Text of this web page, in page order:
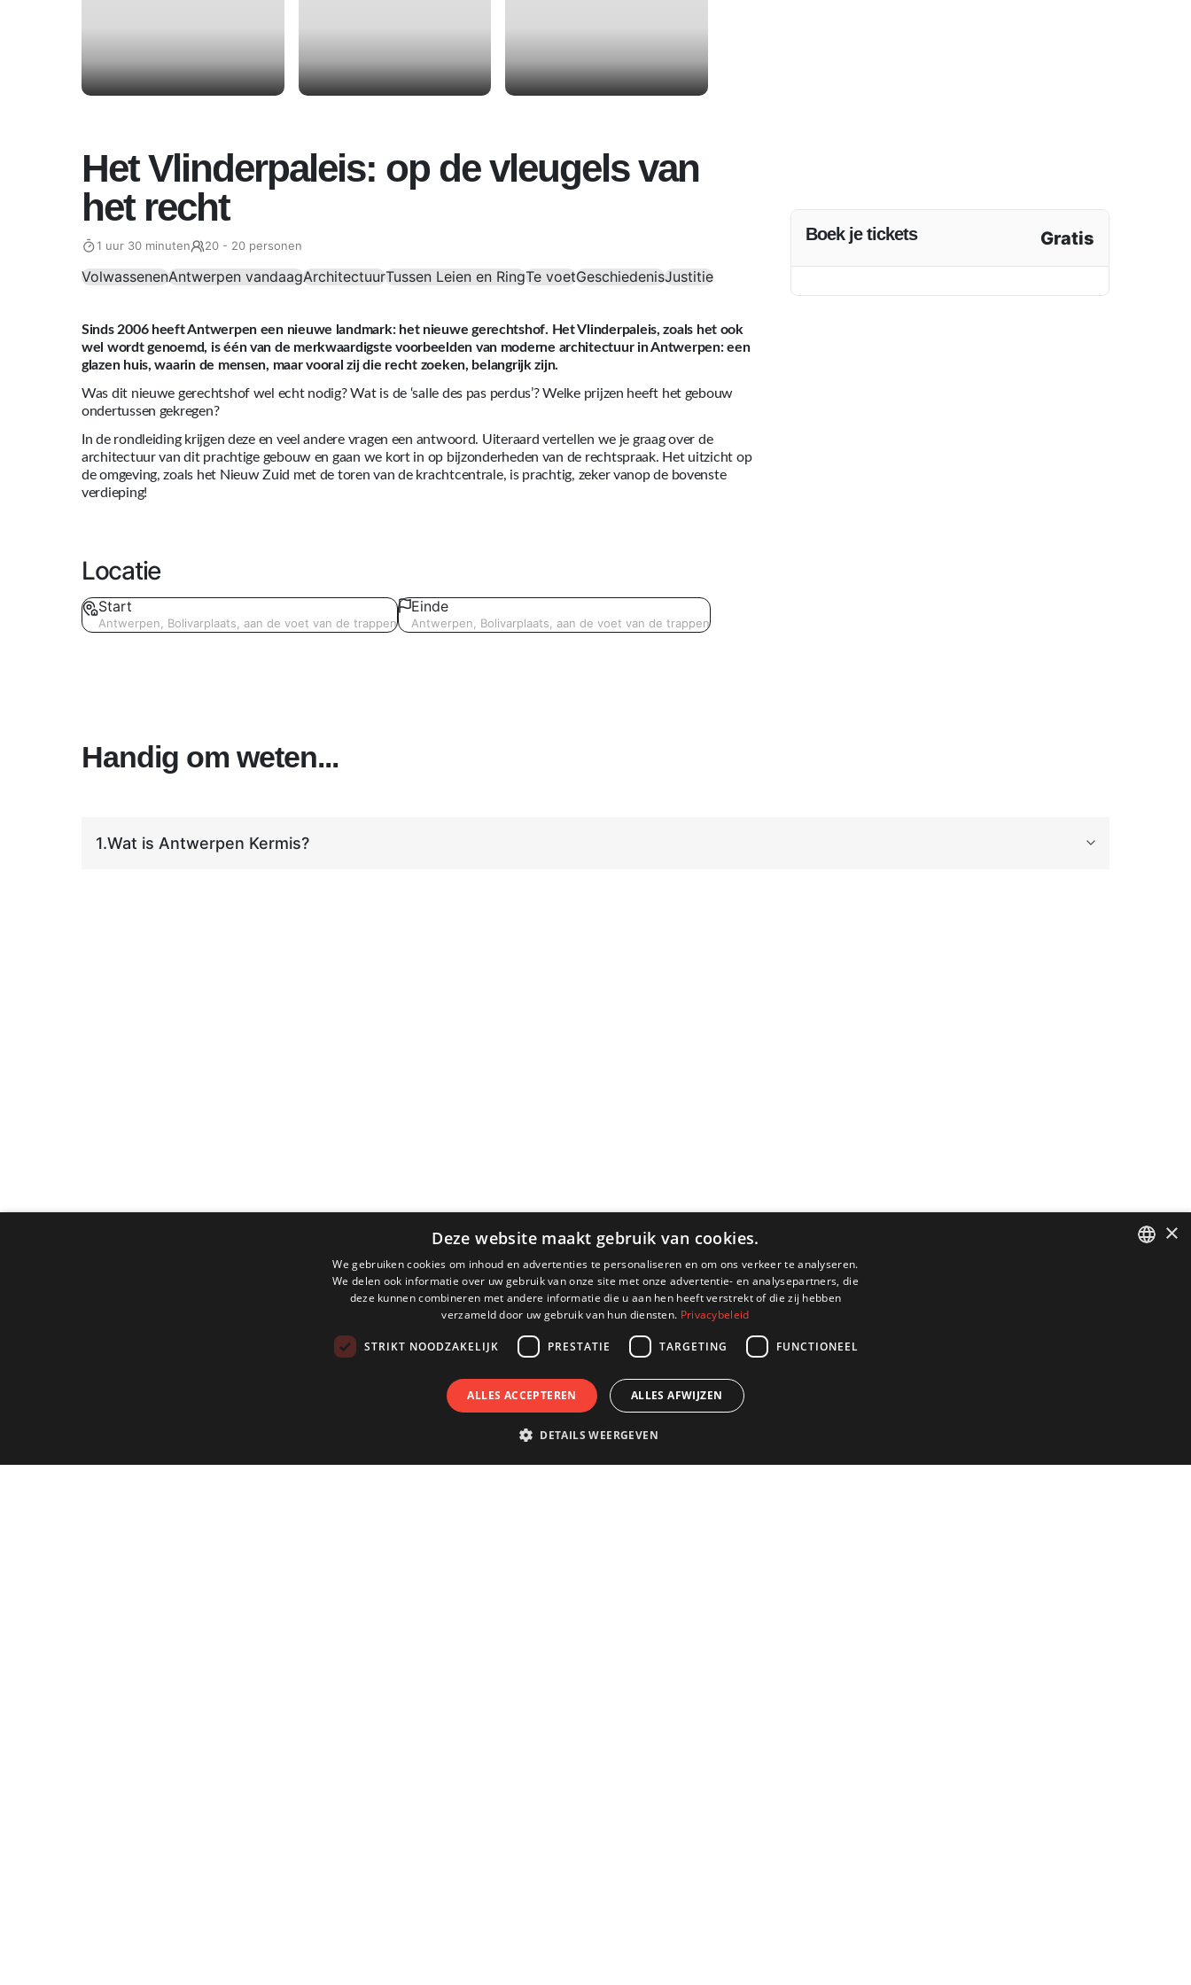
Het Vlinderpaleis: op de vleugels van
het recht
1 uur 30 minuten 20 - 20 personen
VolwassenenAntwerpen vandaagArchitectuurTussen Leien en RingTe voetGeschiedenisJustitie
Sinds 2006 heeft Antwerpen een nieuwe landmark: het nieuwe gerechtshof. Het Vlinderpaleis, zoals het ook
wel wordt genoemd, is één van de merkwaardigste voorbeelden van moderne architectuur in Antwerpen: een
glazen huis, waarin de mensen, maar vooral zij die recht zoeken, belangrijk zijn.
Was dit nieuwe gerechtshof wel echt nodig? Wat is de ‘salle des pas perdus’? Welke prijzen heeft het gebouw
ondertussen gekregen?
In de rondleiding krijgen deze en veel andere vragen een antwoord. Uiteraard vertellen we je graag over de
architectuur van dit prachtige gebouw en gaan we kort in op bijzonderheden van de rechtspraak. Het uitzicht op
de omgeving, zoals het Nieuw Zuid met de toren van de krachtcentrale, is prachtig, zeker vanop de bovenste
verdieping!
Locatie
Start
Antwerpen, Bolivarplaats, aan de voet van de trappen
Einde
Antwerpen, Bolivarplaats, aan de voet van de trappen
Boek je tickets Gratis
Handig om weten...
1.Wat is Antwerpen Kermis?
×
Deze website maakt gebruik van cookies.
We gebruiken cookies om inhoud en advertenties te personaliseren en om ons verkeer te analyseren.
We delen ook informatie over uw gebruik van onze site met onze advertentie- en analysepartners, die
deze kunnen combineren met andere informatie die u aan hen heeft verstrekt of die zij hebben
verzameld door uw gebruik van hun diensten. Privacybeleid
STRIKT NOODZAKELIJK PRESTATIE TARGETING FUNCTIONEEL
ALLES ACCEPTEREN ALLES AFWIJZEN
DETAILS WEERGEVEN